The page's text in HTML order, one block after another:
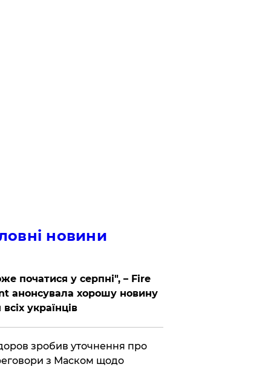
новини
початися у серпні", – Fire
анонсувала хорошу новину
українців
зробив уточнення про
з Маском щодо